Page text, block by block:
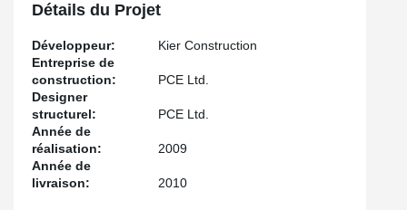
Détails du Projet
Développeur:
Kier Construction
Entreprise de
construction:
PCE Ltd.
Designer
structurel:
PCE Ltd.
Année de
réalisation:
2009
Année de
livraison:
2010